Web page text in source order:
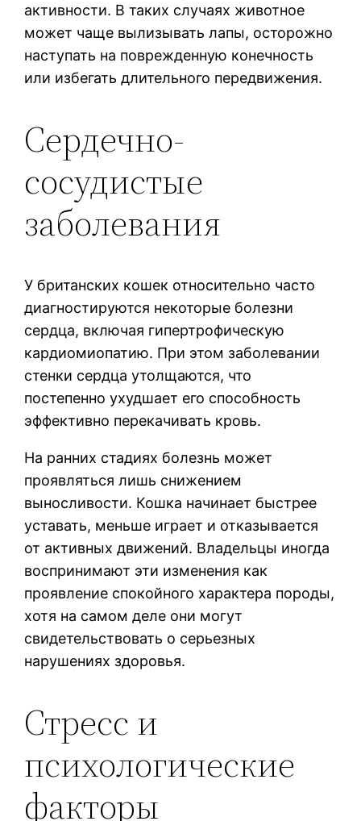
активности. В таких случаях животное
может чаще вылизывать лапы, осторожно
наступать на поврежденную конечность
или избегать длительного передвижения.
Сердечно-
сосудистые
заболевания
У британских кошек относительно часто
диагностируются некоторые болезни
сердца, включая гипертрофическую
кардиомиопатию. При этом заболевании
стенки сердца утолщаются, что
постепенно ухудшает его способность
эффективно перекачивать кровь.
На ранних стадиях болезнь может
проявляться лишь снижением
выносливости. Кошка начинает быстрее
уставать, меньше играет и отказывается
от активных движений. Владельцы иногда
воспринимают эти изменения как
проявление спокойного характера породы,
хотя на самом деле они могут
свидетельствовать о серьезных
нарушениях здоровья.
Стресс и
психологические
факторы